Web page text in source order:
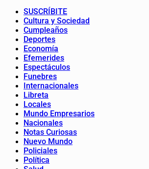
SUSCRÍBITE
Cultura y Sociedad
Cumpleaños
Deportes
Economía
Efemerides
Espectáculos
Funebres
Internacionales
Libreta
Locales
Mundo Empresarios
Nacionales
Notas Curiosas
Nuevo Mundo
Policiales
Política